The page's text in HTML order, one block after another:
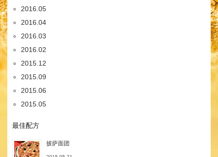
2016.05
2016.04
2016.03
2016.02
2015.12
2015.09
2015.06
2015.05
最佳配方
披萨面团